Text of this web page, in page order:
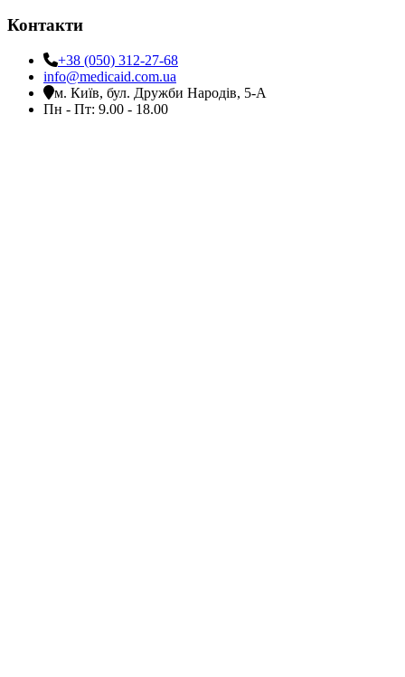
Контакти
+38 (050) 312-27-68
info@medicaid.com.ua
м. Київ, бул. Дружби Народів, 5-А
Пн - Пт: 9.00 - 18.00